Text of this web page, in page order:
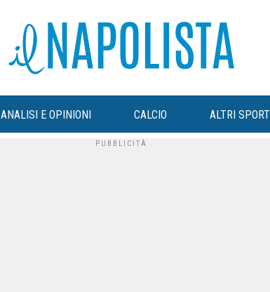
ANALISI E OPINIONI CALCIO ALTRI SPORT